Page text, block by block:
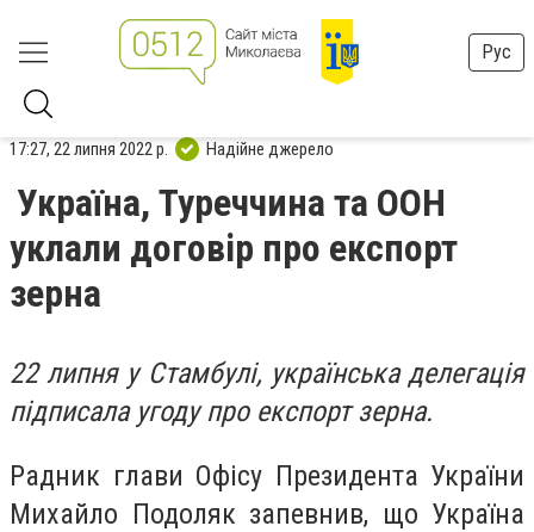
Рус
17:27, 22 липня 2022 р. Надійне джерело
Україна, Туреччина та ООН
уклали договір про експорт
зерна
22 липня у Стамбулі, українська делегація
підписала угоду про експорт зерна.
Радник глави Офісу Президента України
Михайло Подоляк запевнив, що Україна